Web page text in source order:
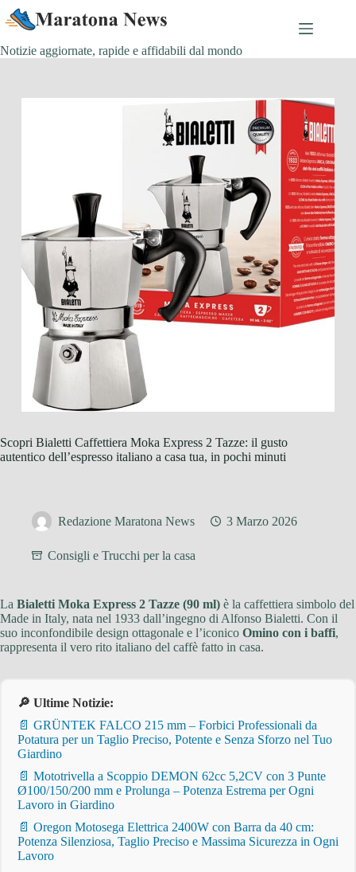
Salta
al
contenuto
Notizie aggiornate, rapide e affidabili dal mondo
Scopri Bialetti Caffettiera Moka Express 2 Tazze: il gusto
autentico dell’espresso italiano a casa tua, in pochi minuti
Redazione Maratona News 3 Marzo 2026
Consigli e Trucchi per la casa
La Bialetti Moka Express 2 Tazze (90 ml) è la caffettiera simbolo del
Made in Italy, nata nel 1933 dall’ingegno di Alfonso Bialetti. Con il
suo inconfondibile design ottagonale e l’iconico Omino con i baffi,
rappresenta il vero rito italiano del caffè fatto in casa.
🔎 Ultime Notizie:
📄 GRÜNTEK FALCO 215 mm – Forbici Professionali da
Potatura per un Taglio Preciso, Potente e Senza Sforzo nel Tuo
Giardino
📄 Mototrivella a Scoppio DEMON 62cc 5,2CV con 3 Punte
Ø100/150/200 mm e Prolunga – Potenza Estrema per Ogni
Lavoro in Giardino
📄 Oregon Motosega Elettrica 2400W con Barra da 40 cm:
Potenza Silenziosa, Taglio Preciso e Massima Sicurezza in Ogni
Lavoro